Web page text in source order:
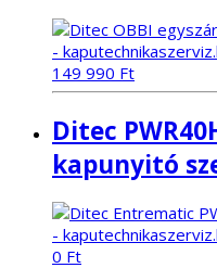
149 990 Ft
Ditec
kapunyitó
0 Ft